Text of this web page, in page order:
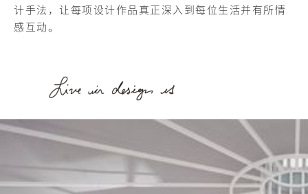
计手法，让每项设计作品真正深入到每位生活并有所情
感互动。